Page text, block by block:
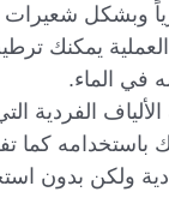
وبشكل شعيرات
العملية يمكنك
في الماء.
الفردية
باستخدامه كما
ولكن بدون